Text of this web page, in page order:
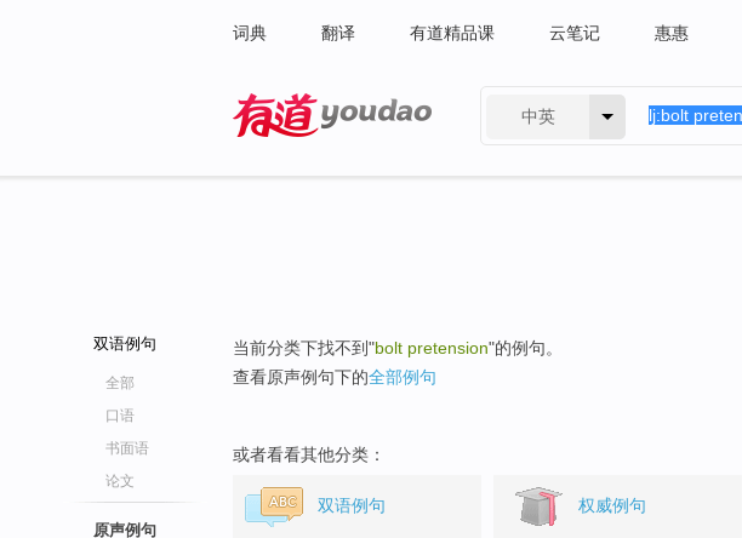
词典 翻译 有道精品课 云笔记 惠惠
中英
双语例句
全部
口语
书面语
论文
原声例句
当前分类下找不到"bolt pretension"的例句。
查看原声例句下的全部例句
或者看看其他分类：
双语例句 权威例句